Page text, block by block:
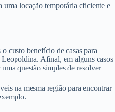
uma locação temporária eficiente e
custo benefício de casas para
Afinal, em alguns casos
questão simples de resolver.
na mesma região para encontrar